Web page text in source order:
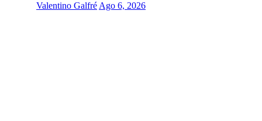
Valentino GalfréAgo 6, 2026